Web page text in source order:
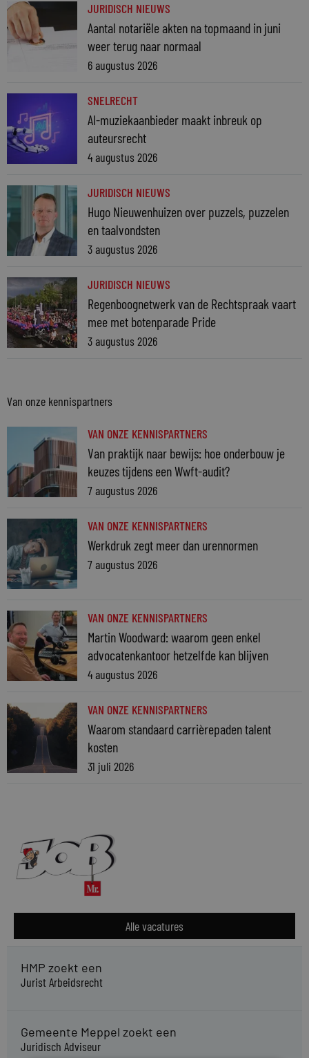
JURIDISCH NIEUWS
Aantal notariële akten na topmaand in juni
weer terug naar normaal
6 augustus 2026
SNELRECHT
AI-muziekaanbieder maakt inbreuk op
auteursrecht
4 augustus 2026
JURIDISCH NIEUWS
Hugo Nieuwenhuizen over puzzels, puzzelen
en taalvondsten
3 augustus 2026
JURIDISCH NIEUWS
Regenboognetwerk van de Rechtspraak vaart
mee met botenparade Pride
3 augustus 2026
Van onze kennispartners
VAN ONZE KENNISPARTNERS
Van praktijk naar bewijs: hoe onderbouw je
keuzes tijdens een Wwft-audit?
7 augustus 2026
VAN ONZE KENNISPARTNERS
Werkdruk zegt meer dan urennormen
7 augustus 2026
VAN ONZE KENNISPARTNERS
Martin Woodward: waarom geen enkel
advocatenkantoor hetzelfde kan blijven
4 augustus 2026
VAN ONZE KENNISPARTNERS
Waarom standaard carrièrepaden talent
kosten
31 juli 2026
Alle vacatures
HMP zoekt een
Jurist Arbeidsrecht
Gemeente Meppel zoekt een
Juridisch Adviseur